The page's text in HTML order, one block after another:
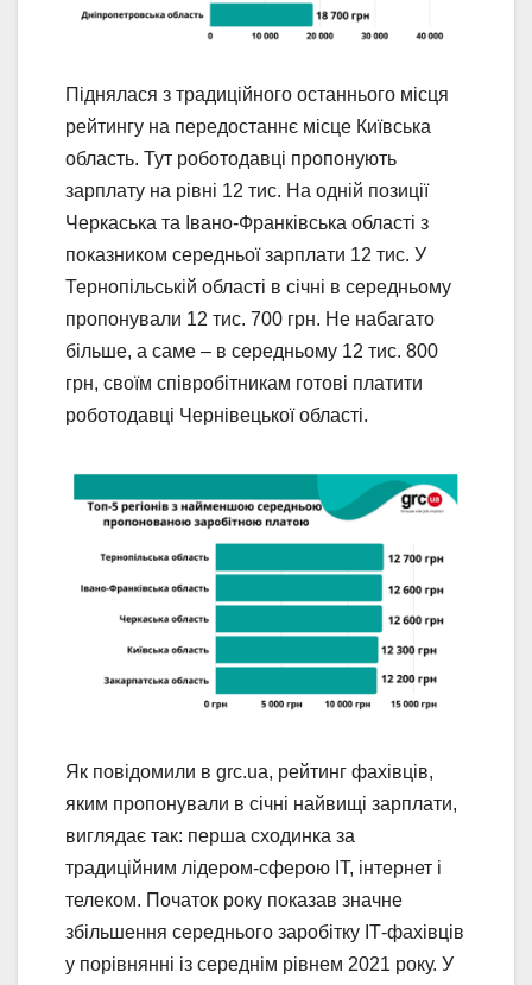
Піднялася з традиційного останнього місця
рейтингу на передостаннє місце Київська
область. Тут роботодавці пропонують
зарплату на рівні 12 тис. На одній позиції
Черкаська та Івано-Франківська області з
показником середньої зарплати 12 тис. У
Тернопільській області в січні в середньому
пропонували 12 тис. 700 грн. Не набагато
більше, а саме – в середньому 12 тис. 800
грн, своїм співробітникам готові платити
роботодавці Чернівецької області.
Як повідомили в grc.ua, рейтинг фахівців,
яким пропонували в січні найвищі зарплати,
виглядає так: перша сходинка за
традиційним лідером-сферою ІТ, інтернет і
телеком. Початок року показав значне
збільшення середнього заробітку ІТ-фахівців
у порівнянні із середнім рівнем 2021 року. У